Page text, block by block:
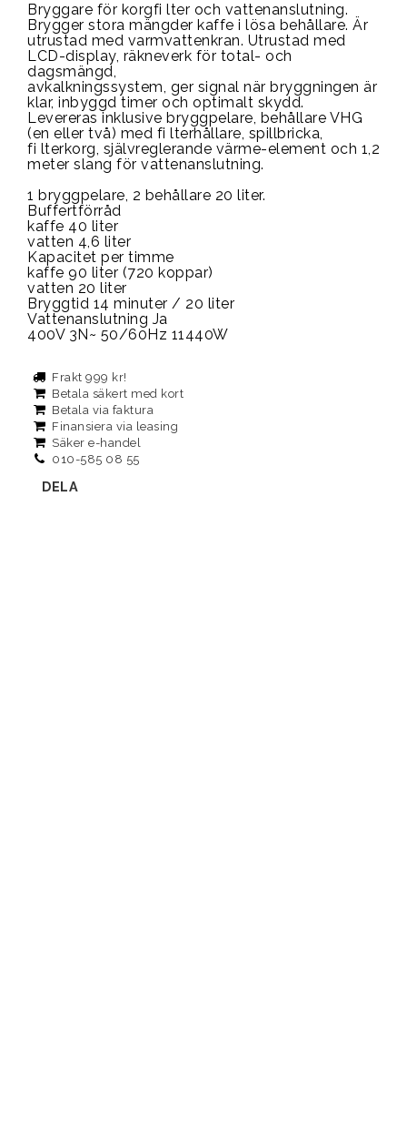
Bryggare för korgfi lter och vattenanslutning.
Brygger stora mängder kaffe i lösa behållare. Är
utrustad med varmvattenkran. Utrustad med
LCD-display, räkneverk för total- och
dagsmängd,
avkalkningssystem, ger signal när bryggningen är
klar, inbyggd timer och optimalt skydd.
Levereras inklusive bryggpelare, behållare VHG
(en eller två) med fi lterhållare, spillbricka,
fi lterkorg, självreglerande värme-element och 1,2
meter slang för vattenanslutning.
1 bryggpelare, 2 behållare 20 liter.
Buffertförråd
kaffe 40 liter
vatten 4,6 liter
Kapacitet per timme
kaffe 90 liter (720 koppar)
vatten 20 liter
Bryggtid 14 minuter / 20 liter
Vattenanslutning Ja
400V 3N~ 50/60Hz 11440W
Frakt 999 kr!
Betala säkert med kort
Betala via faktura
Finansiera via leasing
Säker e-handel
010-585 08 55
DELA